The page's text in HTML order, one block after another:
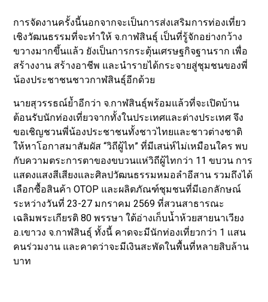
การจัดงานครั้งนี้นอกจากจะเป็นการส่งเสริมการท่องเที่ยว
เชิงวัฒนธรรมที่จะทำให้ จ.กาฬสินธุ์ เป็นที่รู้จักอย่างกว้าง
ขวางมากขึ้นแล้ว ยังเป็นการกระตุ้นเศรษฐกิจฐานราก เพื่อ
สร้างงาน สร้างอาชีพ และนำรายได้กระจายสู่ชุมชนของพี่
น้องประชาชนชาวกาฬสินธุ์อีกด้วย
นายสุวรรธณ์ย้ำอีกว่า จ.กาฬสินธุ์พร้อมแล้วที่จะเปิดบ้าน
ต้อนรับนักท่องเที่ยวจากทั้งในประเทศและต่างประเทศ จึง
ขอเชิญชวนพี่น้องประชาชนทั้งชาวไทยและชาวต่างชาติ
ให้หาโอกาสมาสัมผัส “วิถีผู้ไท” ที่มีเสน่ห์ไม่เหมือนใคร พบ
กับความตระการตาของขบวนแห่วิถีผู้ไทกว่า 11 ขบวน การ
แสดงแสงสีเสียงและศิลปวัฒนธรรมหมอลำอีสาน รวมถึงได้
เลือกซื้อสินค้า OTOP และผลิตภัณฑ์ชุมชนที่มีเอกลักษณ์
ระหว่างวันที่ 23-27 มกราคม 2569 ที่สวนสาธารณะ
เฉลิมพระเกียรติ 80 พรรษา ใต้อ่างเก็บน้ำห้วยสายนาเวียง
อ.เขาวง จ.กาฬสินธุ์ ทั้งนี้ คาดจะมีนักท่องเที่ยวกว่า 1 แสน
คนร่วมงาน และคาดว่าจะมีเงินสะพัดในพื้นที่หลายสิบล้าน
บาท